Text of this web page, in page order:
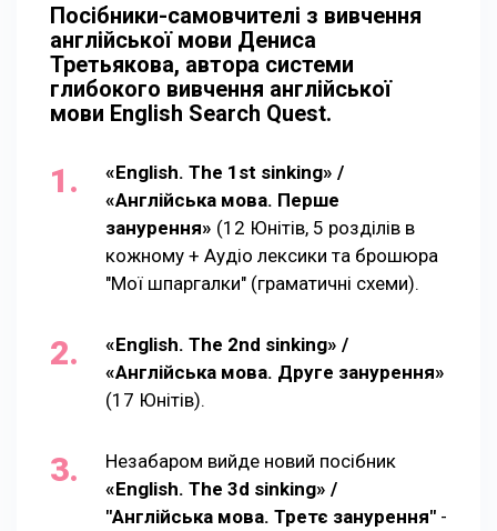
Посібники-самовчителі з вивчення
англійської мови Дениса
Третьякова, автора системи
глибокого вивчення англійської
мови English Search Quest.
«English. The 1st sinking» /
«Англійська мова. Перше
занурення» (12 Юнітів, 5 розділів в
кожному + Аудіо лексики та брошюра
"Мої шпаргалки" (граматичні схеми).
«English. The 2nd sinking» /
«Англійська мова. Друге занурення»
(17 Юнітів).
Незабаром вийде новий посібник
«English. The 3d sinking» /
"Англійська мова. Третє занурення" -